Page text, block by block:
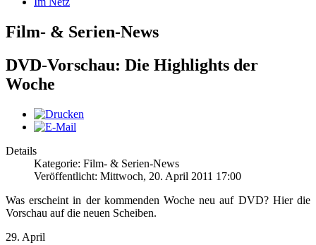
Film- & Serien-News
DVD-Vorschau: Die Highlights der
Woche
Details
Kategorie: Film- & Serien-News
Veröffentlicht: Mittwoch, 20. April 2011 17:00
Was erscheint in der kommenden Woche neu auf DVD? Hier die
Vorschau auf die neuen Scheiben.
29. April